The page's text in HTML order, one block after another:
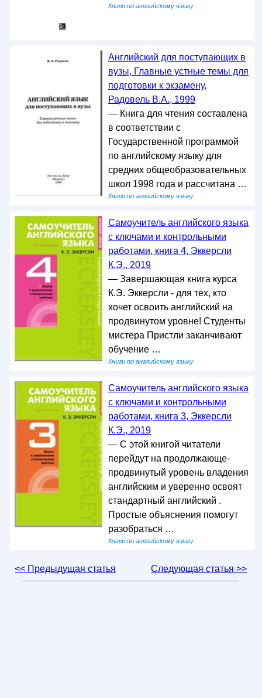
Книги по английскому языку
Английский для поступающих в
вузы, Главные устные темы для
подготовки к экзамену,
Радовель В.А., 1999
— Книга для чтения составлена
в соответствии с
Государственной программой
по английскому языку для
средних общеобразовательных
школ 1998 года и рассчитана …
Книги по английскому языку
Самоучитель английского языка
с ключами и контрольными
работами, книга 4, Эккерсли
К.Э., 2019
— Завершающая книга курса
К.Э. Эккерсли - для тех, кто
хочет освоить английский на
продвинутом уровне! Студенты
мистера Пристли заканчивают
обучение …
Книги по английскому языку
Самоучитель английского языка
с ключами и контрольными
работами, книга 3, Эккерсли
К.Э., 2019
— С этой книгой читатели
перейдут на продолжающе-
продвинутый уровень владения
английским и уверенно освоят
стандартный английский .
Простые объяснения помогут
разобраться …
Книги по английскому языку
<< Предыдущая статья Следующая статья >>